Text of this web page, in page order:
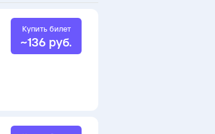
Купить билет
~136 руб.